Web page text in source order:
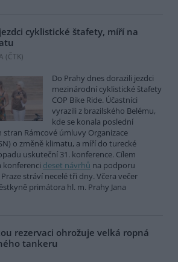
cyklistické štafety, míří na
(ČTK)
Do Prahy dnes dorazili jezdci
mezinárodní cyklistické štafety
COP Bike Ride. Účastníci
vyrazili z brazilského Belému,
kde se konala poslední
Rámcové úmluvy Organizace
o změně klimatu, a míří do turecké
uskuteční 31. konference. Cílem
konferenci deset návrhů na podporu
stráví necelé tři dny. Včera večer
primátora hl. m. Prahy Jana
rezervaci ohrožuje velká ropná
tankeru